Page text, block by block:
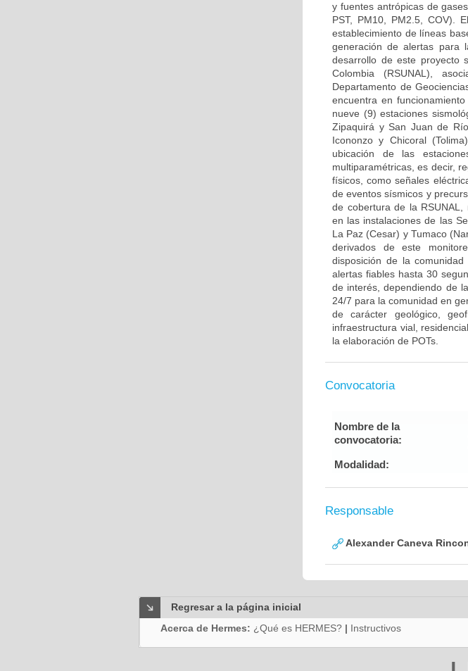
y fuentes antrópicas de
PST, PM10, PM2.5, COV).
establecimiento de líneas
generación de alertas para
desarrollo de este proyecto
Colombia (RSUNAL),
Departamento de
encuentra en
nueve (9) estaciones
Zipaquirá y San Juan de
Icononzo y Chicoral
ubicación de las
multiparamétricas, es decir,
físicos, como señales
de eventos sísmicos y
de cobertura de la
en las instalaciones de las
La Paz (Cesar) y Tumaco
derivados de este
disposición de la
alertas fiables hasta 30
de interés, dependiendo de
24/7 para la comunidad en
de carácter geológico,
infraestructura vial,
la elaboración de POTs.
Convocatoria
Nombre de la
convocatoria:
Modalidad:
Responsable
Alexander Caneva
Regresar a la página inicial
Acerca de Hermes: ¿Qué es HERMES? | Instructivos